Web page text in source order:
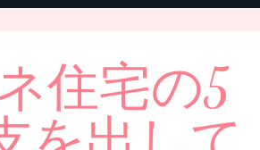
住宅の5